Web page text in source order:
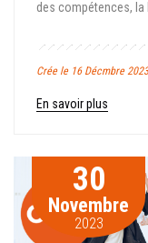
des compétences, la
Crée le 16 Décmbre
En savoir plus
30
Novembre
2023